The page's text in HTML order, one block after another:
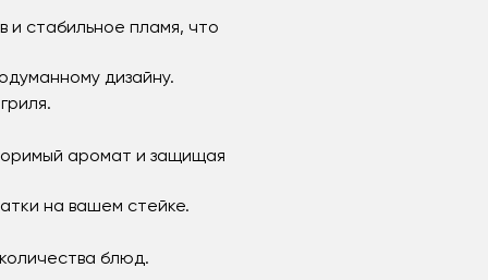
и стабильное пламя, что
дизайну.
аромат и защищая
на вашем стейке.
блюд.